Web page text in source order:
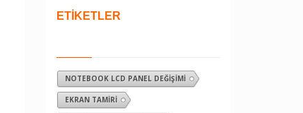
ETİKETLER
NOTEBOOK LCD PANEL DEĞIŞIMI
EKRAN TAMIRI